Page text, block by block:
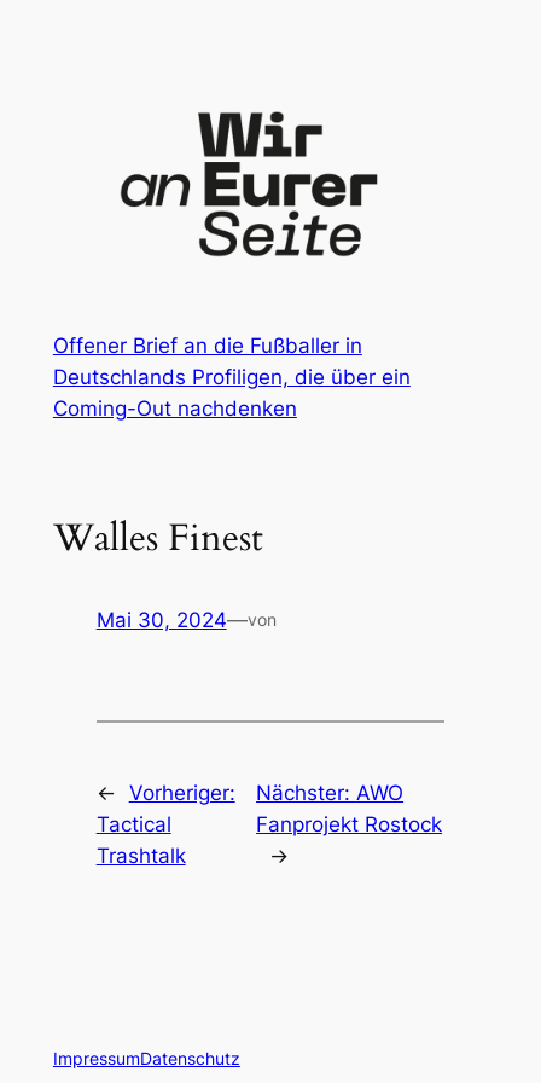
Offener Brief an die Fußballer in
Deutschlands Profiligen, die über ein
Coming-Out nachdenken
Walles Finest
Mai 30, 2024—von
← Vorheriger:
Tactical
Trashtalk
Nächster:AWO
Fanprojekt Rostock
→
ImpressumDatenschutz